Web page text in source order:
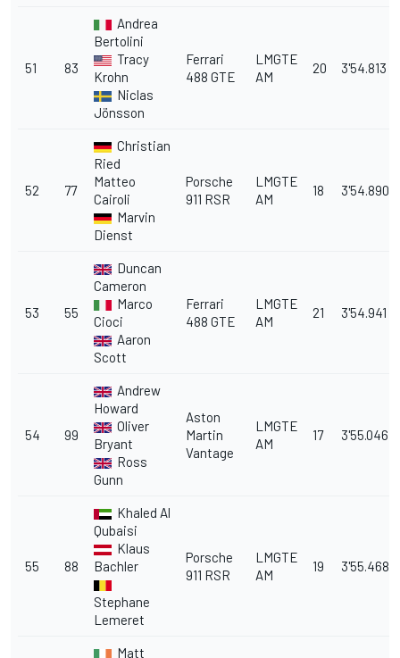
51 83
Andrea
Bertolini
Tracy
Krohn
Niclas
Jönsson
Ferrari
488 GTE
LMGTE
AM
20 3'54.813
52 77
Christian
Ried
Matteo
Cairoli
Marvin
Dienst
Porsche
911 RSR
LMGTE
AM
18 3'54.890
53 55
Duncan
Cameron
Marco
Cioci
Aaron
Scott
Ferrari
488 GTE
LMGTE
AM
21 3'54.941
54 99
Andrew
Howard
Oliver
Bryant
Ross
Gunn
Aston
Martin
Vantage
LMGTE
AM
17 3'55.046
55 88
Khaled Al
Qubaisi
Klaus
Bachler
Stephane
Lemeret
Porsche
911 RSR
LMGTE
AM
19 3'55.468
Matt